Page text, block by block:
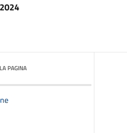
PAGINA